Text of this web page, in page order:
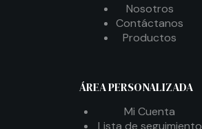
Nosotros
Contáctanos
Productos
ÁREA PERSONALIZADA
Mi Cuenta
Lista de seguimiento